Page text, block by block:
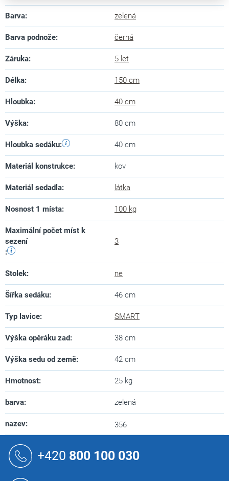
Barva: zelená
Barva podnože: černá
Záruka: 5 let
Délka: 150 cm
Hloubka: 40 cm
Výška: 80 cm
Hloubka sedáku: 40 cm
Materiál konstrukce: kov
Materiál sedadla: látka
Nosnost 1 místa: 100 kg
Maximální počet míst k
sezení
:
3
Stolek: ne
Šířka sedáku: 46 cm
Typ lavice: SMART
Výška opěráku zad: 38 cm
Výška sedu od země: 42 cm
Hmotnost: 25 kg
barva: zelená
nazev: 356
+420 800 100 030